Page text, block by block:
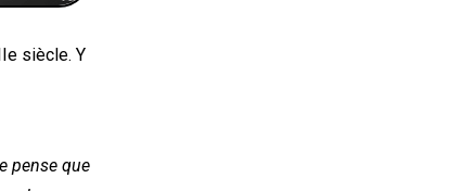
siècle. Y
pense que